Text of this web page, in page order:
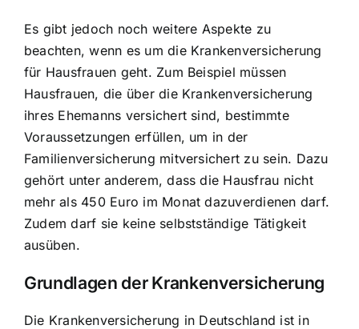
Es gibt jedoch noch weitere Aspekte zu
beachten, wenn es um die Krankenversicherung
für Hausfrauen geht. Zum Beispiel müssen
Hausfrauen, die über die Krankenversicherung
ihres Ehemanns versichert sind, bestimmte
Voraussetzungen erfüllen, um in der
Familienversicherung mitversichert zu sein. Dazu
gehört unter anderem, dass die Hausfrau nicht
mehr als 450 Euro im Monat dazuverdienen darf.
Zudem darf sie keine selbstständige Tätigkeit
ausüben.
Grundlagen der Krankenversicherung
Die Krankenversicherung in Deutschland ist in